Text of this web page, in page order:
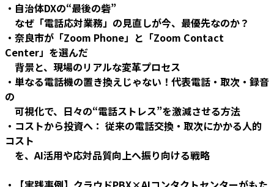
・自治体DXの“最後の砦”――
なぜ「電話応対業務」の見直しが今、最優先なのか？
・奈良市が「Zoom Phone」と「Zoom Contact
Center」を選んだ
背景と、現場のリアルな変革プロセス
・単なる電話機の置き換えじゃない！代表電話・取次・録音
の
可視化で、日々の“電話ストレス”を激減させる方法
・コストから投資へ： 従来の電話交換・取次にかかる人的
コスト
を、AI活用や応対品質向上へ振り向ける戦略